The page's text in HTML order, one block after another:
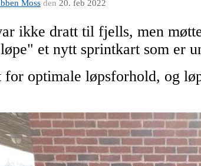
Moss den 20. feb 2022
ikke dratt til fjells, men
et nytt sprintkart som er
optimale løpsforhold, og